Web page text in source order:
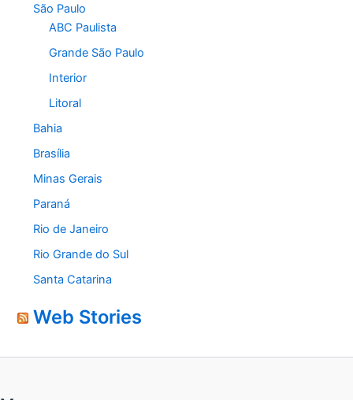
São Paulo
ABC Paulista
Grande São Paulo
Interior
Litoral
Bahia
Brasília
Minas Gerais
Paraná
Rio de Janeiro
Rio Grande do Sul
Santa Catarina
Web Stories